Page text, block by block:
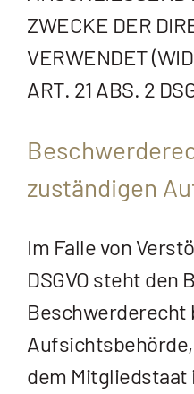
ZWECKE DER
VERWENDET
ART. 21 ABS. 2
zuständigen
Im Falle von
DSGVO steht den
Beschwerderecht
dem